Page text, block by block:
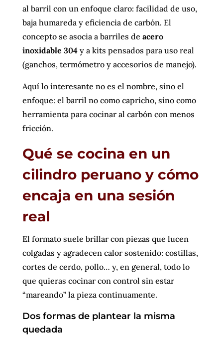
al barril con un enfoque claro: facilidad de uso,
baja humareda y eficiencia de carbón. El
concepto se asocia a barriles de acero
inoxidable 304y a kits pensados para uso real
(ganchos, termómetro y accesorios de manejo).
Aquí lo interesante no es el nombre, sino el
enfoque: el barril no como capricho, sino como
herramienta para cocinar al carbón con menos
fricción.
Qué se cocina en un
cilindro peruano y cómo
encaja en una sesión
real
El formato suele brillar con piezas que lucen
colgadas y agradecen calor sostenido: costillas,
cortes de cerdo, pollo… y, en general, todo lo
que quieras cocinar con control sin estar
“mareando” la pieza continuamente.
Dos formas de plantear la misma
quedada